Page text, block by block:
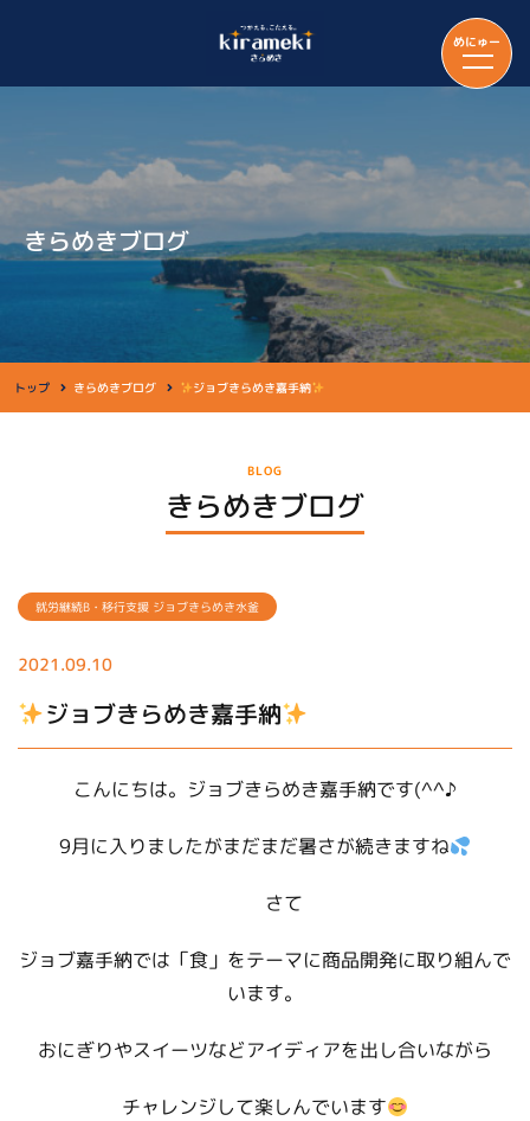
めにゅー
きらめきブログ
トップ きらめきブログ ジョブきらめき嘉手納
BLOG
きらめきブログ
就労継続B・移行支援 ジョブきらめき水釜
2021.09.10
ジョブきらめき嘉手納
こんにちは。ジョブきらめき嘉手納です(^^♪
9月に入りましたがまだまだ暑さが続きますね
さて
ジョブ嘉手納では「食」をテーマに商品開発に取り組んで
います。
おにぎりやスイーツなどアイディアを出し合いながら
チャレンジして楽しんでいます